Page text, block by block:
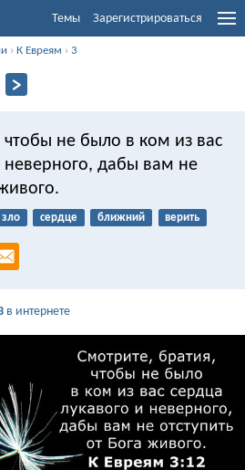
Темы Зарегистрироваться
›К Евреям ›3
не было в ком из вас
неверного, дабы вам не
зло сердце ближний верить
в интернете